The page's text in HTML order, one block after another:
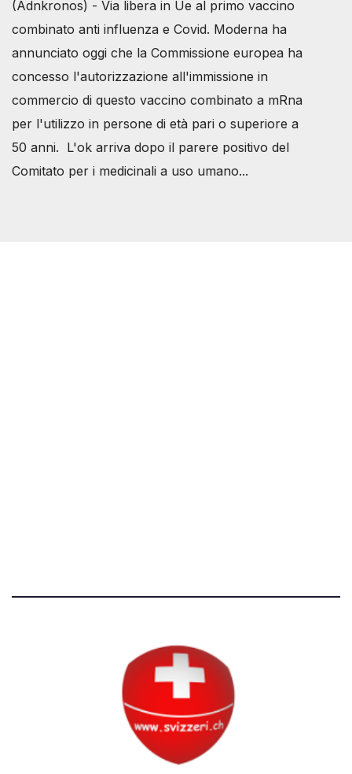
(Adnkronos) - Via libera in Ue al primo vaccino
combinato anti influenza e Covid. Moderna ha
annunciato oggi che la Commissione europea ha
concesso l'autorizzazione all'immissione in
commercio di questo vaccino combinato a mRna
per l'utilizzo in persone di età pari o superiore a
50 anni. L'ok arriva dopo il parere positivo del
Comitato per i medicinali a uso umano...